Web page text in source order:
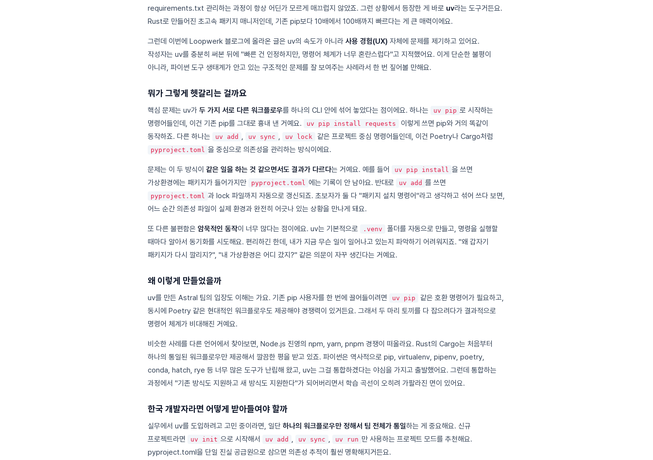
requirements.txt 관리하는 과정이 항상 어딘가 모르게 매끄럽지 않았죠. 그런 상황에서 등장한 게 바로 uv라는 도구거든요.
Rust로 만들어진 초고속 패키지 매니저인데, 기존 pip보다 10배에서 100배까지 빠르다는 게 큰 매력이에요.
그런데 이번에 Loopwerk 블로그에 올라온 글은 uv의 속도가 아니라 사용 경험(UX) 자체에 문제를 제기하고 있어요.
작성자는 uv를 충분히 써본 뒤에 "빠른 건 인정하지만, 명령어 체계가 너무 혼란스럽다"고 지적했어요. 이게 단순한 불평이
아니라, 파이썬 도구 생태계가 안고 있는 구조적인 문제를 잘 보여주는 사례라서 한 번 짚어볼 만해요.
뭐가 그렇게 헷갈리는 걸까요
핵심 문제는 uv가 두 가지 서로 다른 워크플로우를 하나의 CLI 안에 섞어 놓았다는 점이에요. 하나는 uv pip 로 시작하는
명령어들인데, 이건 기존 pip를 그대로 흉내 낸 거예요.
uv pip install requests
이렇게 쓰면 pip와 거의 똑같이
동작하죠. 다른 하나는
uv add uv sync uv lock 같은 프로젝트 중심 명령어들인데, 이건 Poetry나 Cargo처럼
pyproject.toml 을 중심으로 의존성을 관리하는 방식이에요.
문제는 이 두 방식이 같은 일을 하는 것 같으면서도 결과가 다르다는 거예요. 예를 들어 uv pip install 을 쓰면
가상환경에는 패키지가 들어가지만
pyproject.toml 에는 기록이 안 남아요. 반대로 uv add 를 쓰면
pyproject.toml 과 lock 파일까지 자동으로 갱신되죠. 초보자가 둘 다 "패키지 설치 명령어"라고 생각하고 섞어 쓰다 보면,
어느 순간 의존성 파일이 실제 환경과 완전히 어긋나 있는 상황을 만나게 돼요.
또 다른 불편함은 암묵적인 동작이 너무 많다는 점이에요. uv는 기본적으로 .venv
폴더를 자동으로 만들고, 명령을 실행할
때마다 알아서 동기화를 시도해요. 편리하긴 한데, 내가 지금 무슨 일이 일어나고 있는지 파악하기 어려워지죠. "왜 갑자기
패키지가 다시 깔리지?", "내 가상환경은 어디 갔지?" 같은 의문이 자꾸 생긴다는 거예요.
왜 이렇게 만들었을까
uv를 만든 Astral 팀의 입장도 이해는 가요. 기존 pip 사용자를 한 번에 끌어들이려면 uv pip
같은 호환 명령어가 필요하고,
동시에 Poetry 같은 현대적인 워크플로우도 제공해야 경쟁력이 있거든요. 그래서 두 마리 토끼를 다 잡으려다가 결과적으로
명령어 체계가 비대해진 거예요.
비슷한 사례를 다른 언어에서 찾아보면, Node.js 진영의 npm, yarn, pnpm 경쟁이 떠올라요. Rust의 Cargo는 처음부터
하나의 통일된 워크플로우만 제공해서 깔끔한 평을 받고 있죠. 파이썬은 역사적으로 pip, virtualenv, pipenv, poetry,
conda, hatch, rye 등 너무 많은 도구가 난립해 왔고, uv는 그걸 통합하겠다는 야심을 가지고 출발했어요. 그런데 통합하는
과정에서 "기존 방식도 지원하고 새 방식도 지원한다"가 되어버리면서 학습 곡선이 오히려 가팔라진 면이 있어요.
한국 개발자라면 어떻게 받아들여야 할까
실무에서 uv를 도입하려고 고민 중이라면, 일단 하나의 워크플로우만 정해서 팀 전체가 통일하는 게 중요해요. 신규
프로젝트라면
uv init 으로 시작해서 uv add uv sync uv run 만 사용하는 프로젝트 모드를 추천해요.
pyproject.toml을 단일 진실 공급원으로 삼으면 의존성 추적이 훨씬 명확해지거든요.